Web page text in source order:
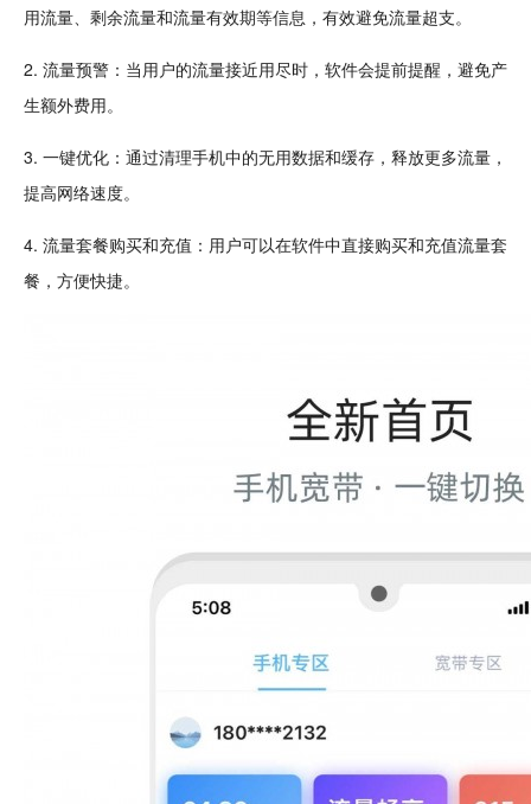
用流量、剩余流量和流量有效期等信息，有效避免流量超支。
2. 流量预警：当用户的流量接近用尽时，软件会提前提醒，避免产
生额外费用。
3. 一键优化：通过清理手机中的无用数据和缓存，释放更多流量，
提高网络速度。
4. 流量套餐购买和充值：用户可以在软件中直接购买和充值流量套
餐，方便快捷。